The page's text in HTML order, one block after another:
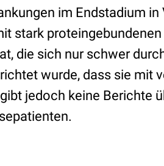
im Endstadium
stark
die sich nur schwer
wurde, dass sie mit
jedoch keine Berichte